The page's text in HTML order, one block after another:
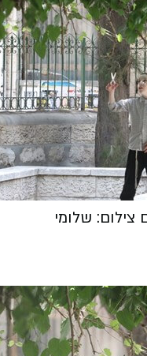
צילום: שלומי